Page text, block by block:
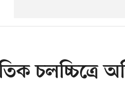
চলচ্চিত্রে